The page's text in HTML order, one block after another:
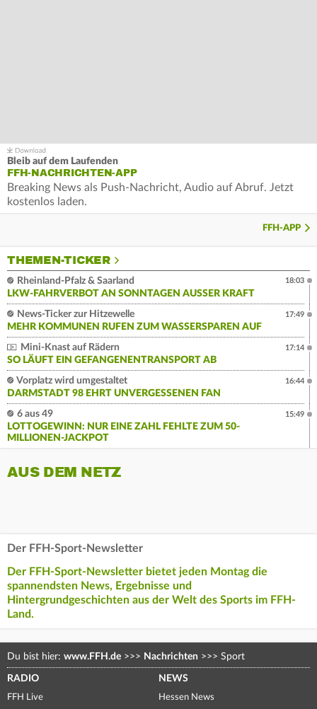
Bleib auf dem Laufenden
FFH-NACHRICHTEN-APP
Breaking News als Push-Nachricht, Audio auf Abruf. Jetzt
kostenlos laden.
FFH-APP
THEMEN-TICKER
Rheinland-Pfalz & Saarland
LKW-FAHRVERBOT AN SONNTAGEN AUSSER KRAFT
18:03
News-Ticker zur Hitzewelle
MEHR KOMMUNEN RUFEN ZUM WASSERSPAREN AUF
17:49
Mini-Knast auf Rädern
SO LÄUFT EIN GEFANGENENTRANSPORT AB
17:14
Vorplatz wird umgestaltet
DARMSTADT 98 EHRT UNVERGESSENEN FAN
16:44
6 aus 49
LOTTOGEWINN: NUR EINE ZAHL FEHLTE ZUM 50-
MILLIONEN-JACKPOT
15:49
AUS DEM NETZ
Der FFH-Sport-Newsletter
Der FFH-Sport-Newsletter bietet jeden Montag die
spannendsten News, Ergebnisse und
Hintergrundgeschichten aus der Welt des Sports im FFH-
Land.
Du bist hier: www.FFH.de >>> Nachrichten >>> Sport
RADIO
FFH Live
NEWS
Hessen News